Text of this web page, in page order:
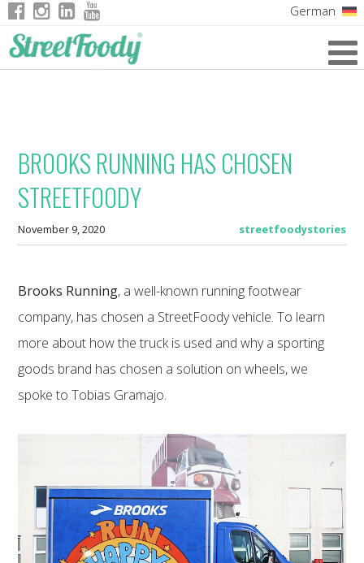
German
BROOKS RUNNING HAS CHOSEN
STREETFOODY
November 9, 2020 streetfoodystories
Brooks Running, a well-known running footwear
company, has chosen a StreetFoody vehicle. To learn
more about how the truck is used and why a sporting
goods brand has chosen a solution on wheels, we
spoke to Tobias Gramajo.